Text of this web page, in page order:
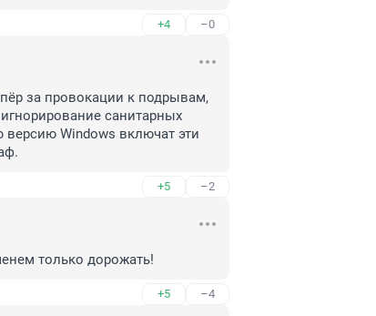
+4 –0
за провокации к подрывам,
санитарных
Windows включат эти
+5 –2
только дорожать!
+5 –4